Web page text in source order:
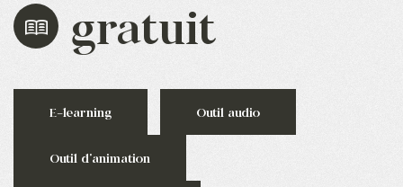
gratuit
E-learning Outil audio
Outil d'animation